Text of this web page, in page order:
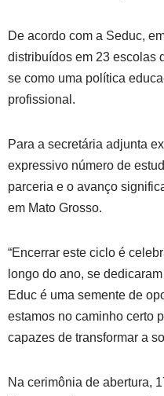
De acordo com a Seduc,
distribuídos em 23 escolas
se como uma política
profissional.
Para a secretária adjunta
expressivo número de
parceria e o avanço
em Mato Grosso.
“Encerrar este ciclo é
longo do ano, se
Educ é uma semente de
estamos no caminho certo
capazes de transformar a
Na cerimônia de abertura,